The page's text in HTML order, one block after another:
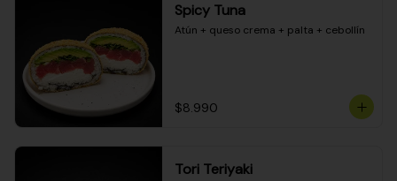
Spicy Tuna
Atún + queso crema + palta + cebollín
$8.990
Tori Teriyaki